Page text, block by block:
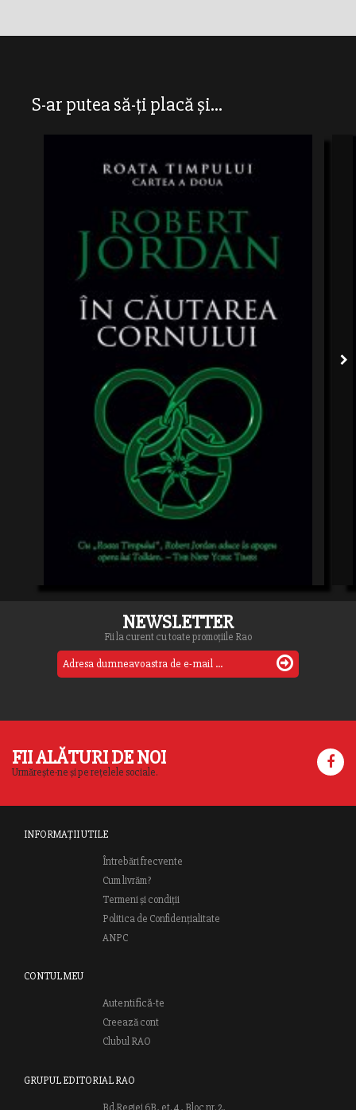
S-ar putea să-ți placă și...
NEWSLETTER
Fii la curent cu toate promoțiile Rao
FII ALĂTURI DE NOI
Urmărește-ne și pe rețelele sociale.
INFORMAȚII UTILE
Întrebări frecvente
Cum livrăm?
Termeni și condiții
Politica de Confidențialitate
ANPC
CONTUL MEU
Autentifică-te
Creează cont
Clubul RAO
GRUPUL EDITORIAL RAO
Bd.Regiei 6B, et. 4 , Bloc nr. 2,